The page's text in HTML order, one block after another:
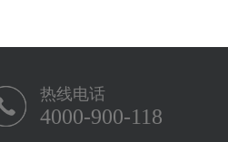
热线电话
4000-900-118